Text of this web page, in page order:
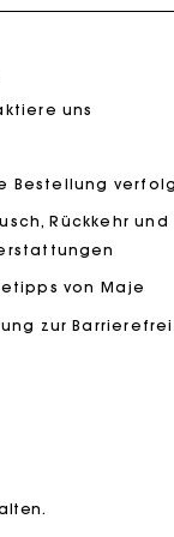
Die Maje-
uns
Bestellung
Rückkehr und
von Maje
zur